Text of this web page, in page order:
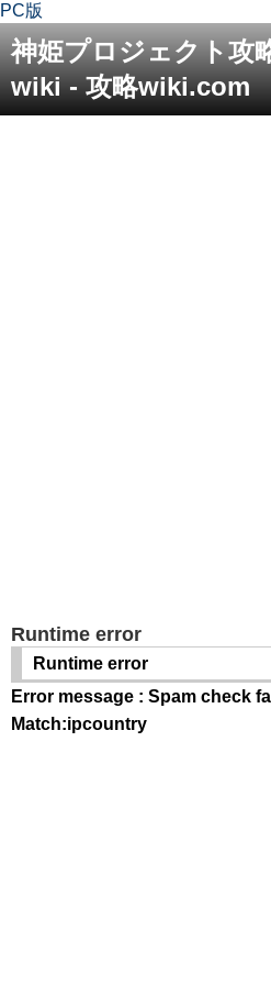
PC版
神姫プロジェクト攻
wiki - 攻略wiki.com
Runtime error
Runtime error
Error message : Spam check
Match:ipcountry